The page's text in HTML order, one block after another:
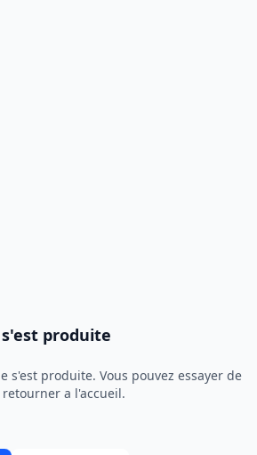
produite
s'est produite. Vous pouvez essayer de
a l'accueil.